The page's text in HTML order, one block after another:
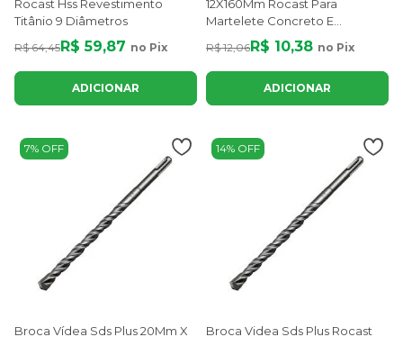
Rocast Hss Revestimento
Titânio 9 Diâmetros
R$ 64,45R$ 59,87 no Pix
ADICIONAR
12X160Mm Rocast Para
Martelete Concreto E
Alvenaria
R$ 12,06R$ 10,38 no Pix
ADICIONAR
7% OFF
Broca Vídea Sds Plus 20Mm X
14% OFF
Broca Videa Sds Plus Rocast